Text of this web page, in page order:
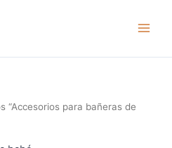
“Accesorios para bañeras de